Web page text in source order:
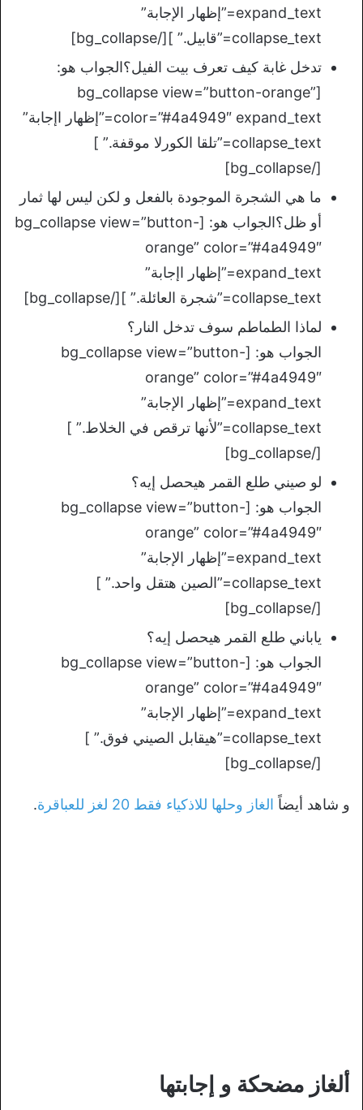
expand_text=”إظهار الإجابة”
collapse_text=”قابيل.” ][/bg_collapse]
تدخل غابة كيف تعرف بيت الفيل؟الجواب هو:
[bg_collapse view=”button-orange”
color=”#4a4949″ expand_text=”إظهار اإجابة”
collapse_text=”تلقا الكورلا موقفة.” ]
[/bg_collapse]
ما هي الشجرة الموجودة بالفعل و لكن ليس لها ثمار
أو ظل؟الجواب هو: [bg_collapse view=”button-
orange” color=”#4a4949″
expand_text=”إظهار اإجابة”
collapse_text=”شجرة العائلة.” ][/bg_collapse]
لماذا الطماطم سوف تدخل النار؟
الجواب هو: [bg_collapse view=”button-
orange” color=”#4a4949″
expand_text=”إظهار الإجابة”
collapse_text=”لأنها ترقص في الخلاط.” ]
[/bg_collapse]
لو صيني طلع القمر هيحصل إيه؟
الجواب هو: [bg_collapse view=”button-
orange” color=”#4a4949″
expand_text=”إظهار الإجابة”
collapse_text=”الصين هتقل واحد.” ]
[/bg_collapse]
ياباني طلع القمر هيحصل إيه؟
الجواب هو: [bg_collapse view=”button-
orange” color=”#4a4949″
expand_text=”إظهار الإجابة”
collapse_text=”هيقابل الصيني فوق.” ]
[/bg_collapse]
و شاهد أيضاً الغاز وحلها للاذكياء فقط 20 لغز للعباقرة .
ألغاز مضحكة و إجابتها